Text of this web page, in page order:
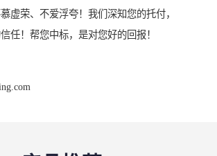
虚荣、不爱浮夸！我们深知您的托付，
任！帮您中标，是对您好的回报！